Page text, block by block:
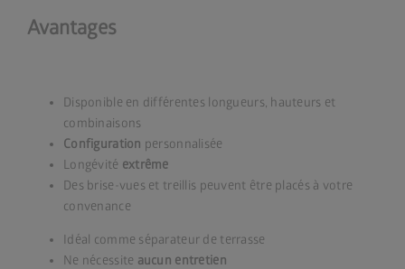
Avantages
Disponible en différentes longueurs, hauteurs et
combinaisons
Configuration personnalisée
Longévité extrême
Des brise-vues et treillis peuvent être placés à votre
convenance
Idéal comme séparateur de terrasse
Ne nécessite aucun entretien